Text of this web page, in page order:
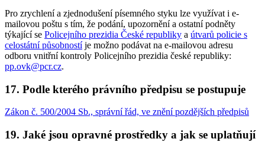
Pro zrychlení a zjednodušení písemného styku lze využívat i e-
mailovou poštu s tím, že podání, upozornění a ostatní podněty
týkající se Policejního prezidia České republiky a útvarů policie s
celostátní působnostíje možno podávat na e-mailovou adresu
odboru vnitřní kontroly Policejního prezidia české republiky:
pp.ovk@pcr.cz.
17. Podle kterého právního předpisu se postupuje
Zákon č. 500/2004 Sb., správní řád, ve znění pozdějších předpisů
19. Jaké jsou opravné prostředky a jak se uplatňují